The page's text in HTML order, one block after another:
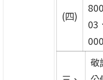
(四)
03
敬